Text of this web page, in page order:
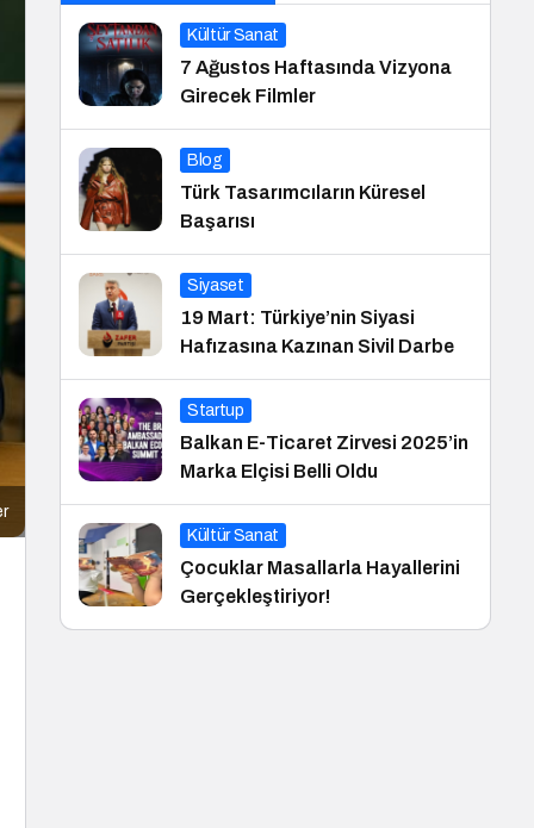
Kültür Sanat
7 Ağustos Haftasında Vizyona
Girecek Filmler
Blog
Türk Tasarımcıların Küresel
Başarısı
Siyaset
19 Mart: Türkiye’nin Siyasi
Hafızasına Kazınan Sivil Darbe
Startup
Balkan E-Ticaret Zirvesi 2025’in
Marka Elçisi Belli Oldu
Kültür Sanat
Çocuklar Masallarla Hayallerini
Gerçekleştiriyor!